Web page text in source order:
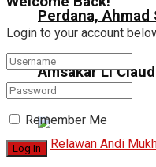
Perdana, Ahmad
Amsakar Li
Login to your account
Remember Me